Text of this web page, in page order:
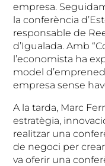
empresa.
la conferència
responsable de
d’Igualada. Amb
l’economista ha
model
empresa sense
A la tarda, Marc
estratègia,
realitzar una
de negoci per
va oferir una